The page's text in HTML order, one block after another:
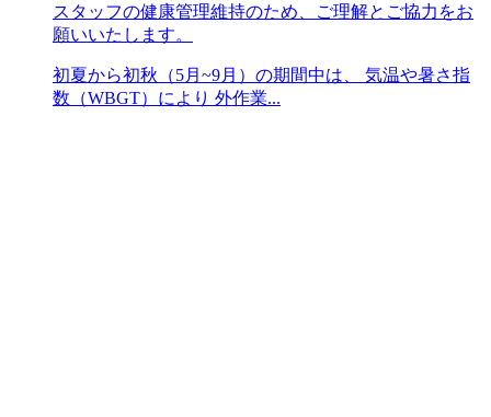
スタッフの健康管理維持のため、ご理解とご協力をお
願いいたします。
初夏から初秋（5月~9月）の期間中は、 気温や暑さ指
数（WBGT）により 外作業...